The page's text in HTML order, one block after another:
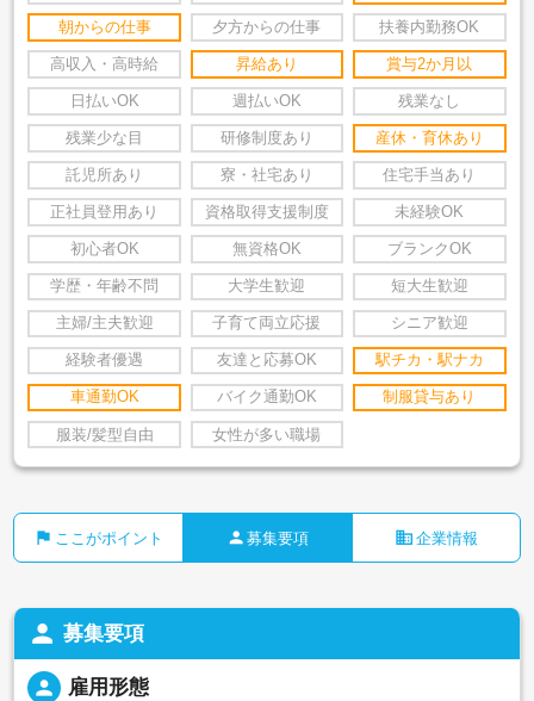
朝からの仕事 夕方からの仕事 扶養内勤務OK
高収入・高時給 昇給あり 賞与2か月以
日払いOK 週払いOK 残業なし
残業少な目 研修制度あり 産休・育休あり
託児所あり 寮・社宅あり 住宅手当あり
正社員登用あり 資格取得支援制度 未経験OK
初心者OK 無資格OK ブランクOK
学歴・年齢不問 大学生歓迎 短大生歓迎
主婦/主夫歓迎 子育て両立応援 シニア歓迎
経験者優遇 友達と応募OK 駅チカ・駅ナカ
車通勤OK バイク通勤OK 制服貸与あり
服装/髪型自由 女性が多い職場
flag ここがポイント person 募集要項 business 企業情報
person 募集要項
person 雇用形態